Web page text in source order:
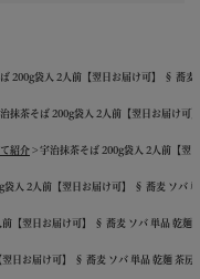
200g袋入 2人前【翌日お届け可】 § 蕎麦
抹茶そば 200g袋入 2人前【翌日お届け可
紹介 宇治抹茶そば 200g袋入 2人前【翌
袋入 2人前【翌日お届け可】 § 蕎麦 ソバ
【翌日お届け可】 § 蕎麦 ソバ 単品 乾麺
日お届け可】 § 蕎麦 ソバ 単品 乾麺 茶房